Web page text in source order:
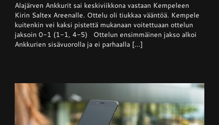
–
Kempele
haki
niukan
voiton
Ankkureilta
Alajärven Ankkurit sai keskiviikkona vastaan Kempeleen
Kirin Saltex Areenalle. Ottelu oli tiukkaa vääntöä. Kempele
kuitenkin vei kaksi pistettä mukanaan voitettuaan ottelun
jaksoin 0-1 (1-1, 4-5) Ottelun ensimmäinen jakso alkoi
Ankkurien sisävuorolla ja ei parhaalla [...]